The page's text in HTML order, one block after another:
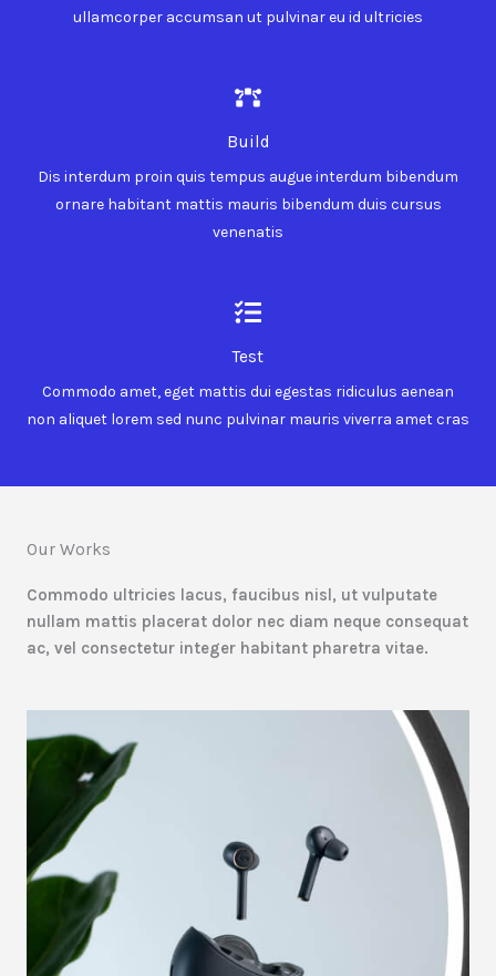
ullamcorper accumsan ut pulvinar eu id ultricies
Build
Dis interdum proin quis tempus augue interdum bibendum
ornare habitant mattis mauris bibendum duis cursus
venenatis
Test
Commodo amet, eget mattis dui egestas ridiculus aenean
non aliquet lorem sed nunc pulvinar mauris viverra amet cras
Our Works
Commodo ultricies lacus, faucibus nisl, ut vulputate
nullam mattis placerat dolor nec diam neque consequat
ac, vel consectetur integer habitant pharetra vitae.